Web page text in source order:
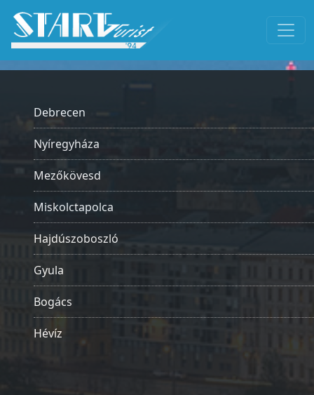
Debrecen
Nyíregyháza
Mezőkövesd
Miskolctapolca
Hajdúszoboszló
Gyula
Bogács
Hévíz